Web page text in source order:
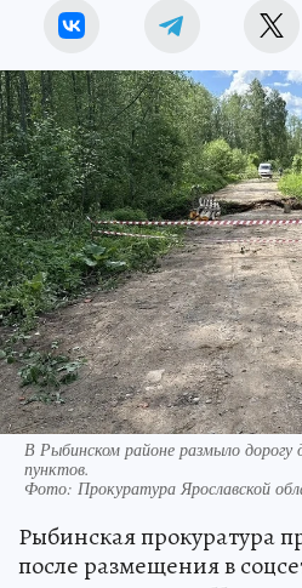
В Рыбинском районе размыло дорогу
пунктов.
Фото: Прокуратура Ярославской
Рыбинская прокуратура
после размещения в